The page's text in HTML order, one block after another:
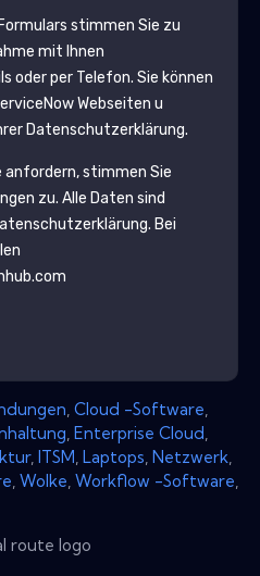
stimmen Sie zu
mit Ihnen
oder per Telefon. Sie können
Webseiten u
Datenschutzerklärung.
anfordern, stimmen Sie
zu. Alle Daten sind
. Bei
Cloud -Software
Enterprise Cloud
, ITSM Laptops Netzwerk
Wolke Workflow -Software